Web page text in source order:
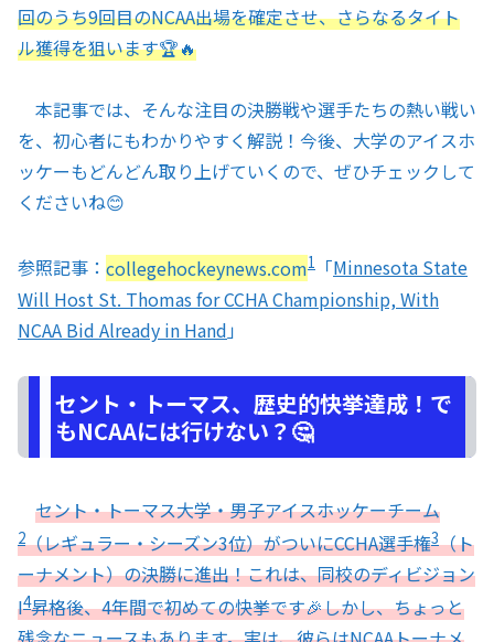
回のうち9回目のNCAA出場を確定させ、さらなるタイト
ル獲得を狙います🏆🔥
本記事では、そんな注目の決勝戦や選手たちの熱い戦い
を、初心者にもわかりやすく解説！今後、大学のアイスホ
ッケーもどんどん取り上げていくので、ぜひチェックして
くださいね😊
参照記事： collegehockeynews.com1 「Minnesota State
Will Host St. Thomas for CCHA Championship, With
NCAA Bid Already in Hand 」
セント・トーマス、歴史的快挙達成！で
もNCAAには行けない？🤔
セント・トーマス大学・男子アイスホッケーチーム
2（レギュラー・シーズン3位）がついにCCHA選手権3（ト
ーナメント）の決勝に進出！これは、同校のディビジョン
I4昇格後、4年間で初めての快挙です🎉しかし、ちょっと